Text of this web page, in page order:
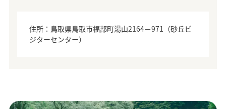
住所：鳥取県鳥取市福部町湯山2164－971（砂丘ビ
ジターセンター）